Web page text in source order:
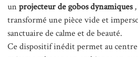
un projecteur de gobos dynamiques,
transformé une pièce vide et
sanctuaire de calme et de beauté.
Ce dispositif inédit permet au